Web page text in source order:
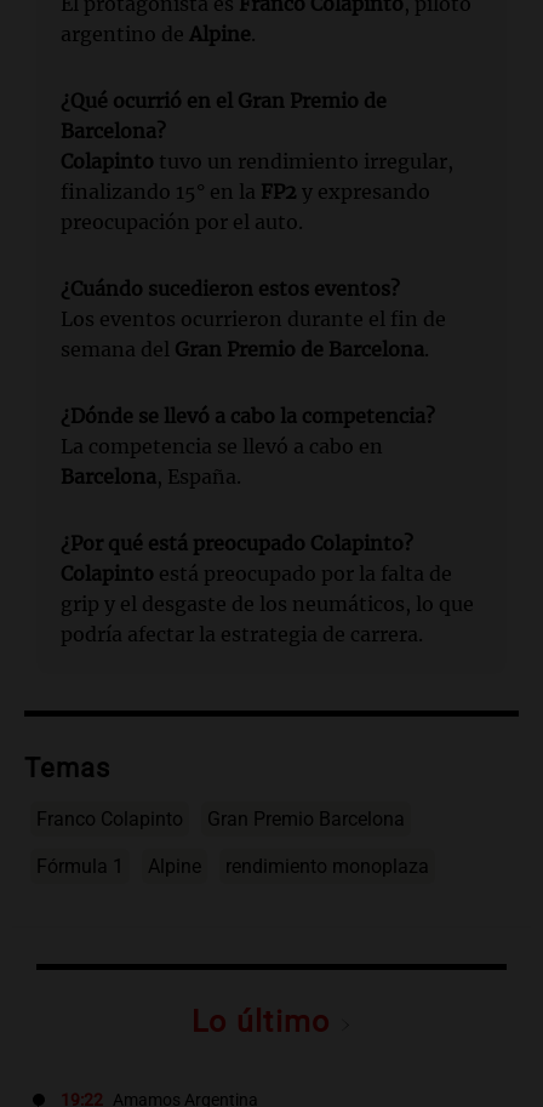
argentino de Alpine.
¿Qué ocurrió en el Gran Premio de
Barcelona?
Colapinto tuvo un rendimiento irregular,
finalizando 15° en la FP2 y expresando
preocupación por el auto.
¿Cuándo sucedieron estos eventos?
Los eventos ocurrieron durante el fin de
semana del Gran Premio de Barcelona.
¿Dónde se llevó a cabo la competencia?
La competencia se llevó a cabo en
Barcelona, España.
¿Por qué está preocupado Colapinto?
Colapinto está preocupado por la falta de
grip y el desgaste de los neumáticos, lo que
podría afectar la estrategia de carrera.
Temas
Franco Colapinto Gran Premio Barcelona
Fórmula 1 Alpine rendimiento monoplaza
Lo último
19:22 Amamos Argentina